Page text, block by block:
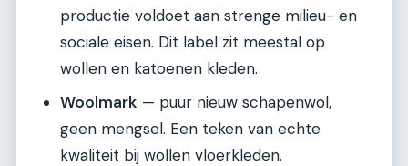
productie voldoet aan strenge milieu- en
sociale eisen. Dit label zit meestal op
wollen en katoenen kleden.
Woolmark — puur nieuw schapenwol,
geen mengsel. Een teken van echte
kwaliteit bij wollen vloerkleden.